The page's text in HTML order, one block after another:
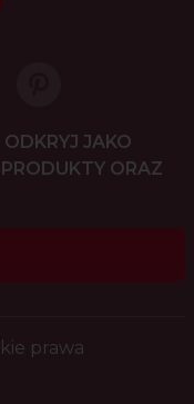
JAKO
ORAZ
prawa